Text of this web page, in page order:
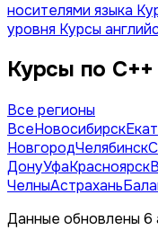
носителями языка
уровня Курсы
Курсы по
Все регионы
ВсеНовосибирск
НовгородЧелябинск
ДонуУфаКрасноярск
ЧелныАстрахань
Данные обновлены 6